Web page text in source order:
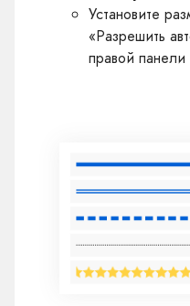
Установите
«Разрешить
правой панели